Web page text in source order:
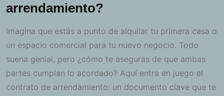
arrendamiento?
Imagina que estás a punto de alquilar tu primera casa o
un espacio comercial para tu nuevo negocio. Todo
suena genial, pero ¿cómo te aseguras de que ambas
partes cumplan lo acordado? Aquí entra en juego el
contrato de arrendamiento: un documento clave que te